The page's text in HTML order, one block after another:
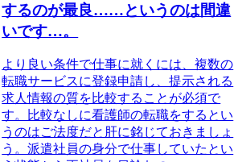
するのが最良……というのは間違
いです…。
より良い条件で仕事に就くには、複数の
転職サービスに登録申請し、提示される
求人情報の質を比較することが必須で
す。比較なしに看護師の転職をするとい
うのはご法度だと肝に銘じておきましょ
う。派遣社員の身分で仕事していたとい